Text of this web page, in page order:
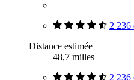
2 236
Distance estimée
48,7 milles
2 236